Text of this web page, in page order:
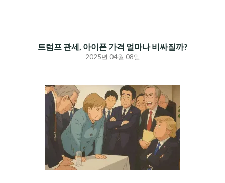
트럼프 관세, 아이폰 가격 얼마나 비싸질까?
2025년 04월 08일